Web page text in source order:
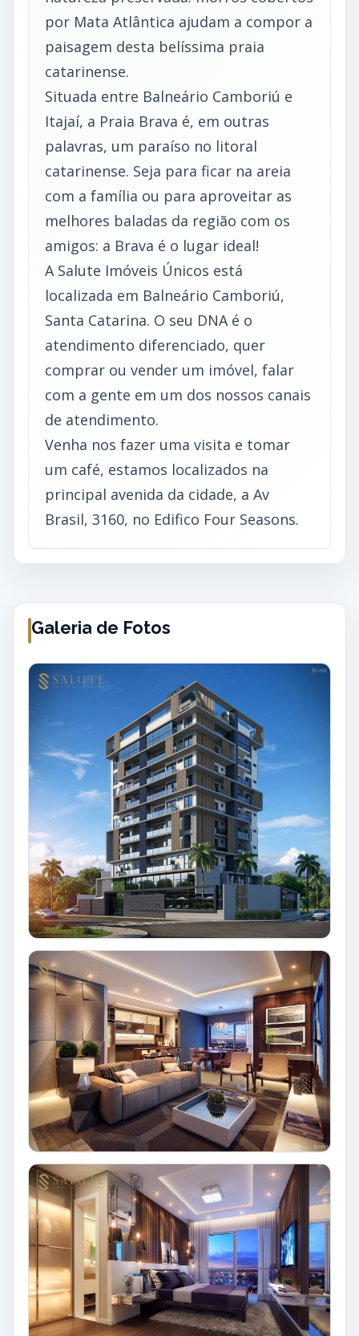
por Mata Atlântica ajudam a compor a
paisagem desta belíssima praia
catarinense.
Situada entre Balneário Camboriú e
Itajaí, a Praia Brava é, em outras
palavras, um paraíso no litoral
catarinense. Seja para ficar na areia
com a família ou para aproveitar as
melhores baladas da região com os
amigos: a Brava é o lugar ideal!
A Salute Imóveis Únicos está
localizada em Balneário Camboriú,
Santa Catarina. O seu DNA é o
atendimento diferenciado, quer
comprar ou vender um imóvel, falar
com a gente em um dos nossos canais
de atendimento.
Venha nos fazer uma visita e tomar
um café, estamos localizados na
principal avenida da cidade, a Av
Brasil, 3160, no Edifico Four Seasons.
Galeria de Fotos